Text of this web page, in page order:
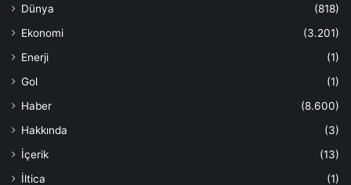
Dünya
(818)
Ekonomi
(3.201)
Enerji
(1)
Gol
(1)
Haber
(8.600)
Hakkında
(3)
İçerik
(13)
İltica
(1)